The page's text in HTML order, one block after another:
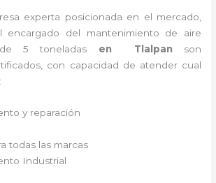
experta posicionada en el mercado,
encargado del mantenimiento de aire
5 toneladas en Tlalpan
son
con capacidad de atender cual
y reparación
todas las marcas
Industrial